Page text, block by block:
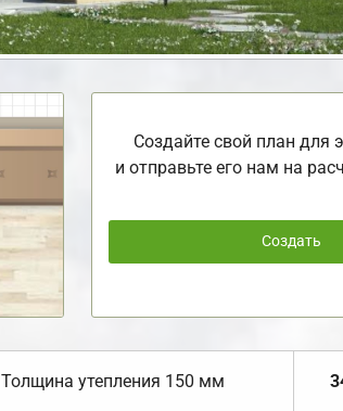
Создайте свой план для
и отправьте его нам на
Создать
Толщина утепления 150 мм